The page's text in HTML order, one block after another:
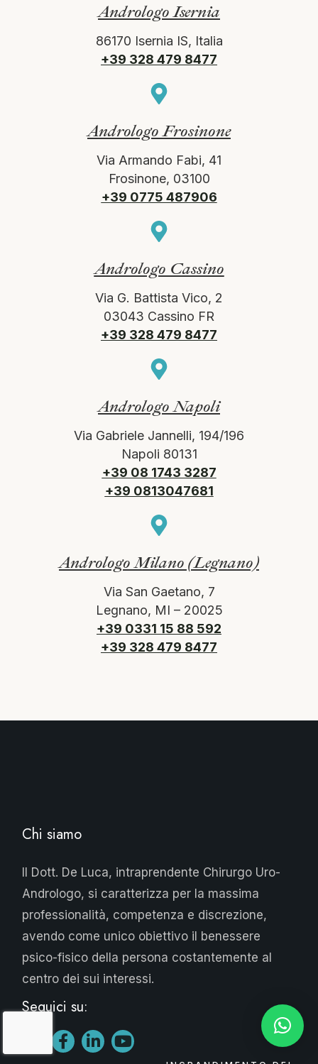
Andrologo Isernia
86170 Isernia IS, Italia
+39 328 479 8477
Andrologo Frosinone
Via Armando Fabi, 41
Frosinone, 03100
+39 0775 487906
Andrologo Cassino
Via G. Battista Vico, 2
03043 Cassino FR
+39 328 479 8477
Andrologo Napoli
Via Gabriele Jannelli, 194/196
Napoli 80131
+39 08 1743 3287
+39 0813047681
Andrologo Milano (Legnano)
Via San Gaetano, 7
Legnano, MI – 20025
+39 0331 15 88 592
+39 328 479 8477
Chi siamo
Il Dott. De Luca, intraprendente Chirurgo Uro-
Andrologo, si caratterizza per la massima
professionalità, competenza e discrezione,
avendo come unico obiettivo il benessere
psico-fisico della persona costantemente al
centro dei sui interessi.
Seguici su: